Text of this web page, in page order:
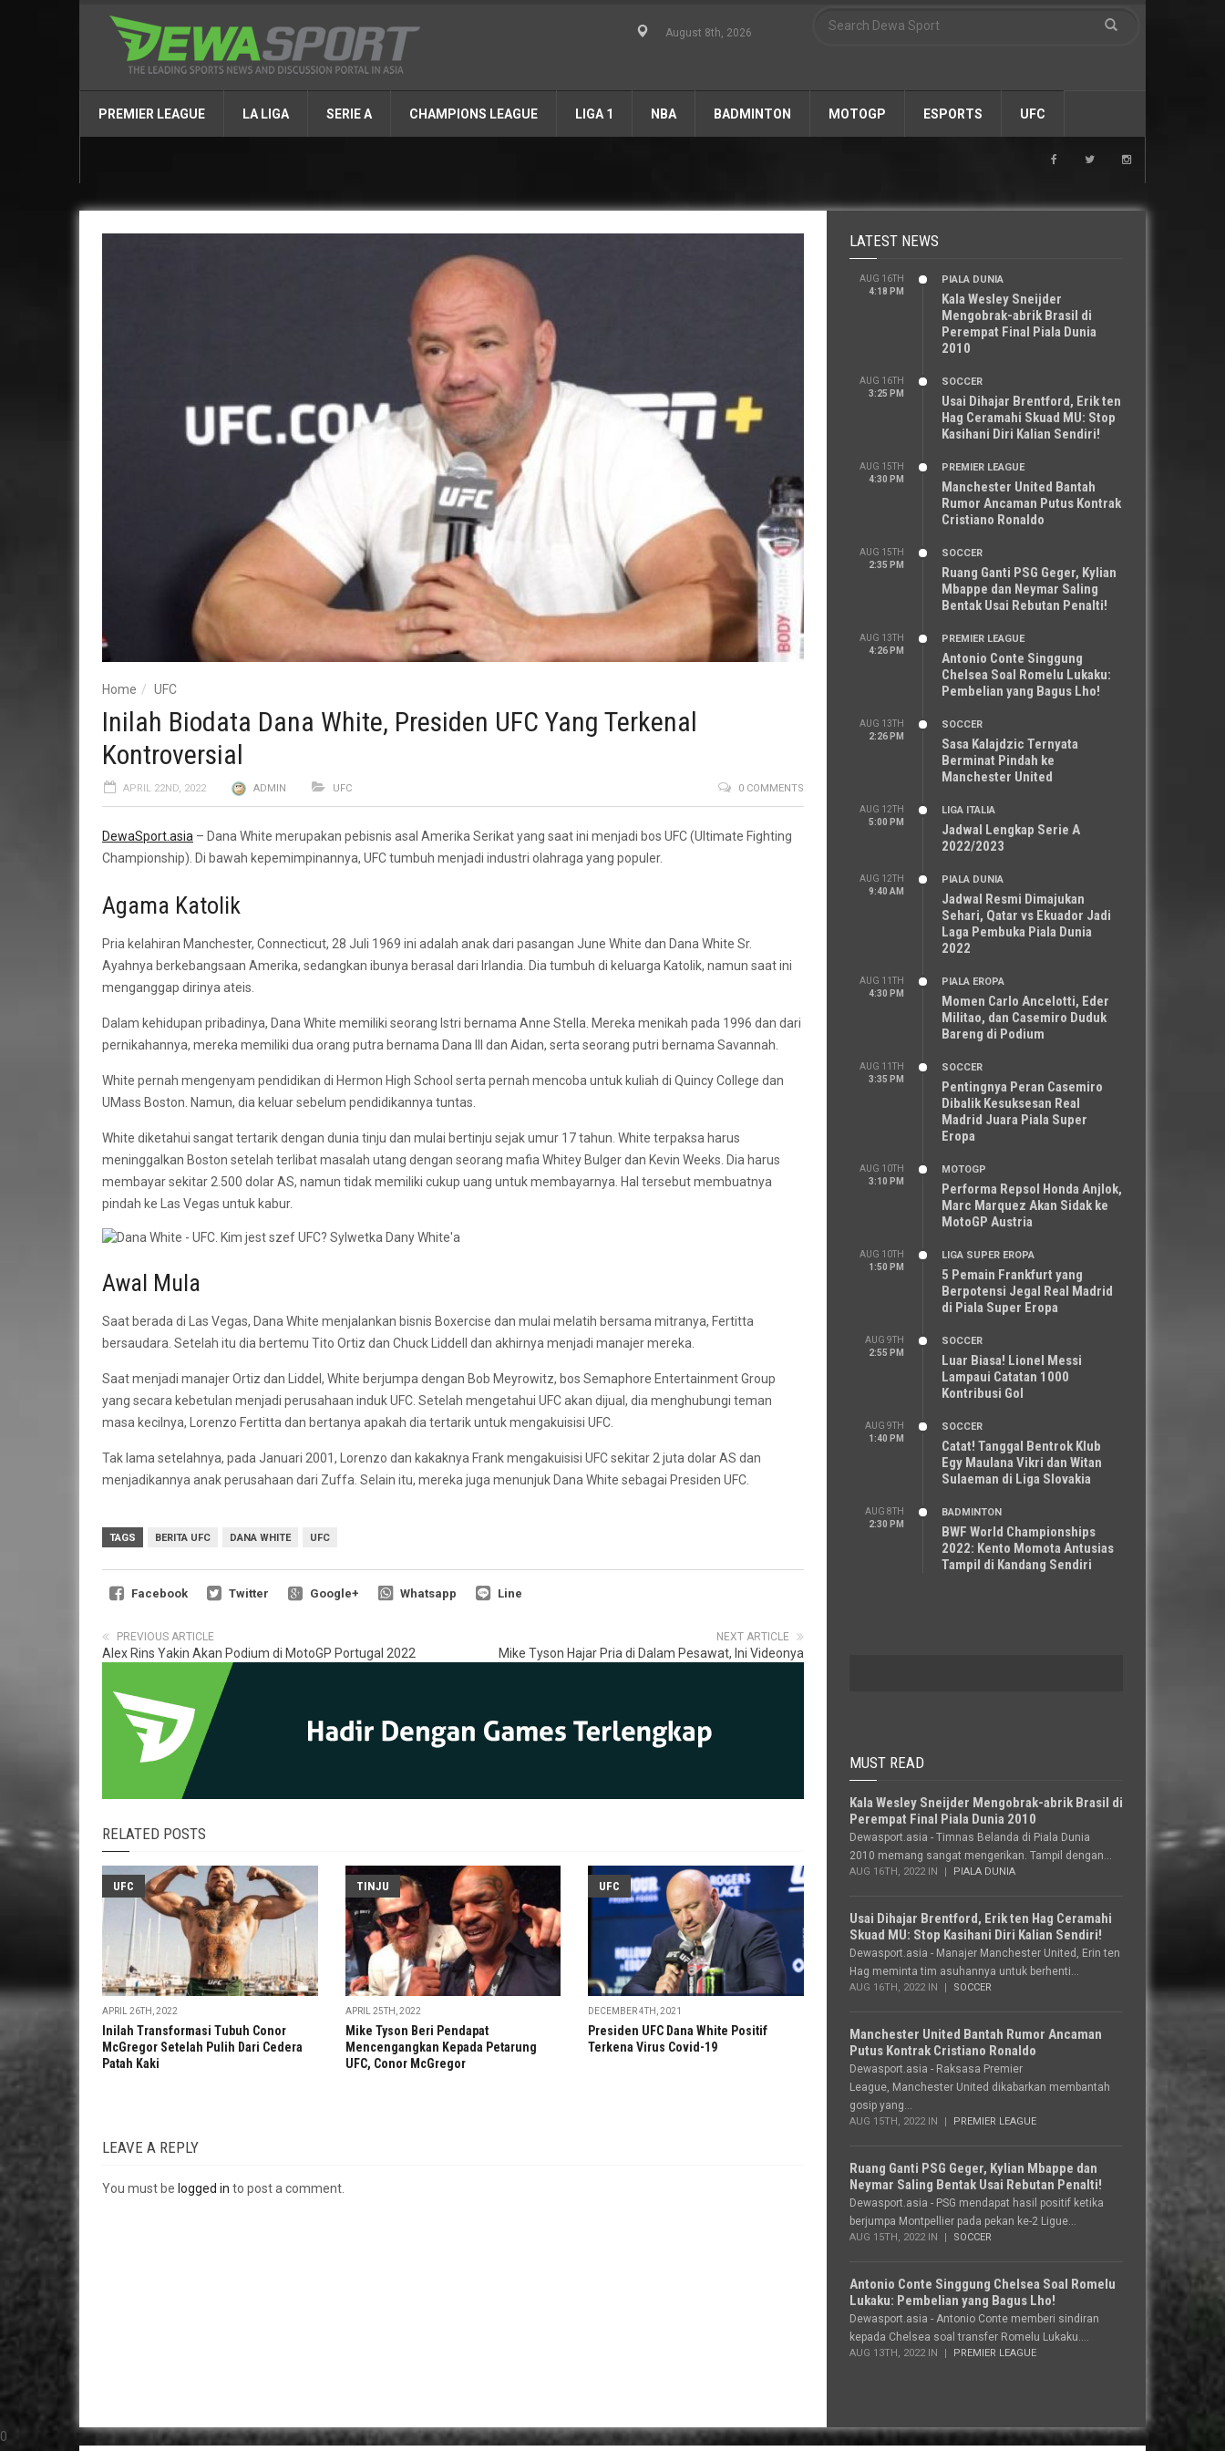
August 8th, 2026
PREMIER LEAGUE LA LIGA SERIE A CHAMPIONS LEAGUE LIGA 1 NBA BADMINTON MOTOGP ESPORTS UFC
Home UFC
Inilah Biodata Dana White, Presiden UFC Yang Terkenal
Kontroversial
APRIL 22ND, 2022 ADMIN UFC 0 COMMENTS
DewaSport.asia – Dana White merupakan pebisnis asal Amerika Serikat yang saat ini menjadi bos UFC (Ultimate Fighting
Championship). Di bawah kepemimpinannya, UFC tumbuh menjadi industri olahraga yang populer.
Agama Katolik
Pria kelahiran Manchester, Connecticut, 28 Juli 1969 ini adalah anak dari pasangan June White dan Dana White Sr.
Ayahnya berkebangsaan Amerika, sedangkan ibunya berasal dari Irlandia. Dia tumbuh di keluarga Katolik, namun saat ini
menganggap dirinya ateis.
Dalam kehidupan pribadinya, Dana White memiliki seorang Istri bernama Anne Stella. Mereka menikah pada 1996 dan dari
pernikahannya, mereka memiliki dua orang putra bernama Dana III dan Aidan, serta seorang putri bernama Savannah.
White pernah mengenyam pendidikan di Hermon High School serta pernah mencoba untuk kuliah di Quincy College dan
UMass Boston. Namun, dia keluar sebelum pendidikannya tuntas.
White diketahui sangat tertarik dengan dunia tinju dan mulai bertinju sejak umur 17 tahun. White terpaksa harus
meninggalkan Boston setelah terlibat masalah utang dengan seorang mafia Whitey Bulger dan Kevin Weeks. Dia harus
membayar sekitar 2.500 dolar AS, namun tidak memiliki cukup uang untuk membayarnya. Hal tersebut membuatnya
pindah ke Las Vegas untuk kabur.
Awal Mula
Saat berada di Las Vegas, Dana White menjalankan bisnis Boxercise dan mulai melatih bersama mitranya, Fertitta
bersaudara. Setelah itu dia bertemu Tito Ortiz dan Chuck Liddell dan akhirnya menjadi manajer mereka.
Saat menjadi manajer Ortiz dan Liddel, White berjumpa dengan Bob Meyrowitz, bos Semaphore Entertainment Group
yang secara kebetulan menjadi perusahaan induk UFC. Setelah mengetahui UFC akan dijual, dia menghubungi teman
masa kecilnya, Lorenzo Fertitta dan bertanya apakah dia tertarik untuk mengakuisisi UFC.
Tak lama setelahnya, pada Januari 2001, Lorenzo dan kakaknya Frank mengakuisisi UFC sekitar 2 juta dolar AS dan
menjadikannya anak perusahaan dari Zuffa. Selain itu, mereka juga menunjuk Dana White sebagai Presiden UFC.
TAGS BERITA UFC DANA WHITE UFC
Facebook Twitter Google+ Whatsapp Line
NEXT ARTICLE
Mike Tyson Hajar Pria di Dalam Pesawat, Ini Videonya
PREVIOUS ARTICLE
Alex Rins Yakin Akan Podium di MotoGP Portugal 2022
RELATED POSTS
UFC
APRIL 26TH, 2022
Inilah Transformasi Tubuh Conor
McGregor Setelah Pulih Dari Cedera
Patah Kaki
TINJU
APRIL 25TH, 2022
Mike Tyson Beri Pendapat
Mencengangkan Kepada Petarung
UFC, Conor McGregor
UFC
DECEMBER 4TH, 2021
Presiden UFC Dana White Positif
Terkena Virus Covid-19
LEAVE A REPLY
You must be logged in to post a comment.
LATEST NEWS
AUG 16TH
4:18 PM
PIALA DUNIA
Kala Wesley Sneijder
Mengobrak-abrik Brasil di
Perempat Final Piala Dunia
2010
AUG 16TH
3:25 PM
SOCCER
Usai Dihajar Brentford, Erik ten
Hag Ceramahi Skuad MU: Stop
Kasihani Diri Kalian Sendiri!
AUG 15TH
4:30 PM
PREMIER LEAGUE
Manchester United Bantah
Rumor Ancaman Putus Kontrak
Cristiano Ronaldo
AUG 15TH
2:35 PM
SOCCER
Ruang Ganti PSG Geger, Kylian
Mbappe dan Neymar Saling
Bentak Usai Rebutan Penalti!
AUG 13TH
4:26 PM
PREMIER LEAGUE
Antonio Conte Singgung
Chelsea Soal Romelu Lukaku:
Pembelian yang Bagus Lho!
AUG 13TH
2:26 PM
SOCCER
Sasa Kalajdzic Ternyata
Berminat Pindah ke
Manchester United
AUG 12TH
5:00 PM
LIGA ITALIA
Jadwal Lengkap Serie A
2022/2023
AUG 12TH
9:40 AM
PIALA DUNIA
Jadwal Resmi Dimajukan
Sehari, Qatar vs Ekuador Jadi
Laga Pembuka Piala Dunia
2022
AUG 11TH
4:30 PM
PIALA EROPA
Momen Carlo Ancelotti, Eder
Militao, dan Casemiro Duduk
Bareng di Podium
AUG 11TH
3:35 PM
SOCCER
Pentingnya Peran Casemiro
Dibalik Kesuksesan Real
Madrid Juara Piala Super
Eropa
AUG 10TH
3:10 PM
MOTOGP
Performa Repsol Honda Anjlok,
Marc Marquez Akan Sidak ke
MotoGP Austria
AUG 10TH
1:50 PM
LIGA SUPER EROPA
5 Pemain Frankfurt yang
Berpotensi Jegal Real Madrid
di Piala Super Eropa
AUG 9TH
2:55 PM
SOCCER
Luar Biasa! Lionel Messi
Lampaui Catatan 1000
Kontribusi Gol
AUG 9TH
1:40 PM
SOCCER
Catat! Tanggal Bentrok Klub
Egy Maulana Vikri dan Witan
Sulaeman di Liga Slovakia
AUG 8TH
2:30 PM
BADMINTON
BWF World Championships
2022: Kento Momota Antusias
Tampil di Kandang Sendiri
MUST READ
Kala Wesley Sneijder Mengobrak-abrik Brasil di
Perempat Final Piala Dunia 2010
Dewasport.asia - Timnas Belanda di Piala Dunia
2010 memang sangat mengerikan. Tampil dengan...
AUG 16TH, 2022 IN PIALA DUNIA
Usai Dihajar Brentford, Erik ten Hag Ceramahi
Skuad MU: Stop Kasihani Diri Kalian Sendiri!
Dewasport.asia - Manajer Manchester United, Erin ten
Hag meminta tim asuhannya untuk berhenti...
AUG 16TH, 2022 IN SOCCER
Manchester United Bantah Rumor Ancaman
Putus Kontrak Cristiano Ronaldo
Dewasport.asia - Raksasa Premier
League, Manchester United dikabarkan membantah
gosip yang...
AUG 15TH, 2022 IN PREMIER LEAGUE
Ruang Ganti PSG Geger, Kylian Mbappe dan
Neymar Saling Bentak Usai Rebutan Penalti!
Dewasport.asia - PSG mendapat hasil positif ketika
berjumpa Montpellier pada pekan ke-2 Ligue...
AUG 15TH, 2022 IN SOCCER
Antonio Conte Singgung Chelsea Soal Romelu
Lukaku: Pembelian yang Bagus Lho!
Dewasport.asia - Antonio Conte memberi sindiran
kepada Chelsea soal transfer Romelu Lukaku....
AUG 13TH, 2022 IN PREMIER LEAGUE
0